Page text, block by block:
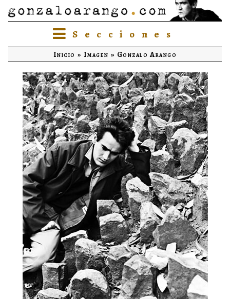
Secciones
Inicio » Imagen » Gonzalo Arango